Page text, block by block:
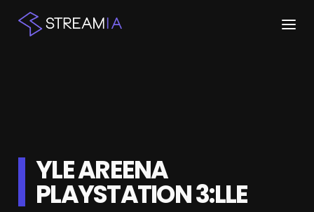
KESKUSTELU
SHOP
YLE AREENA
PLAYSTATION 3:LLE